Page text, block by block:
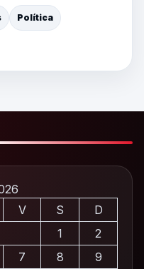
Política
V S
D
1
2
7 8
9